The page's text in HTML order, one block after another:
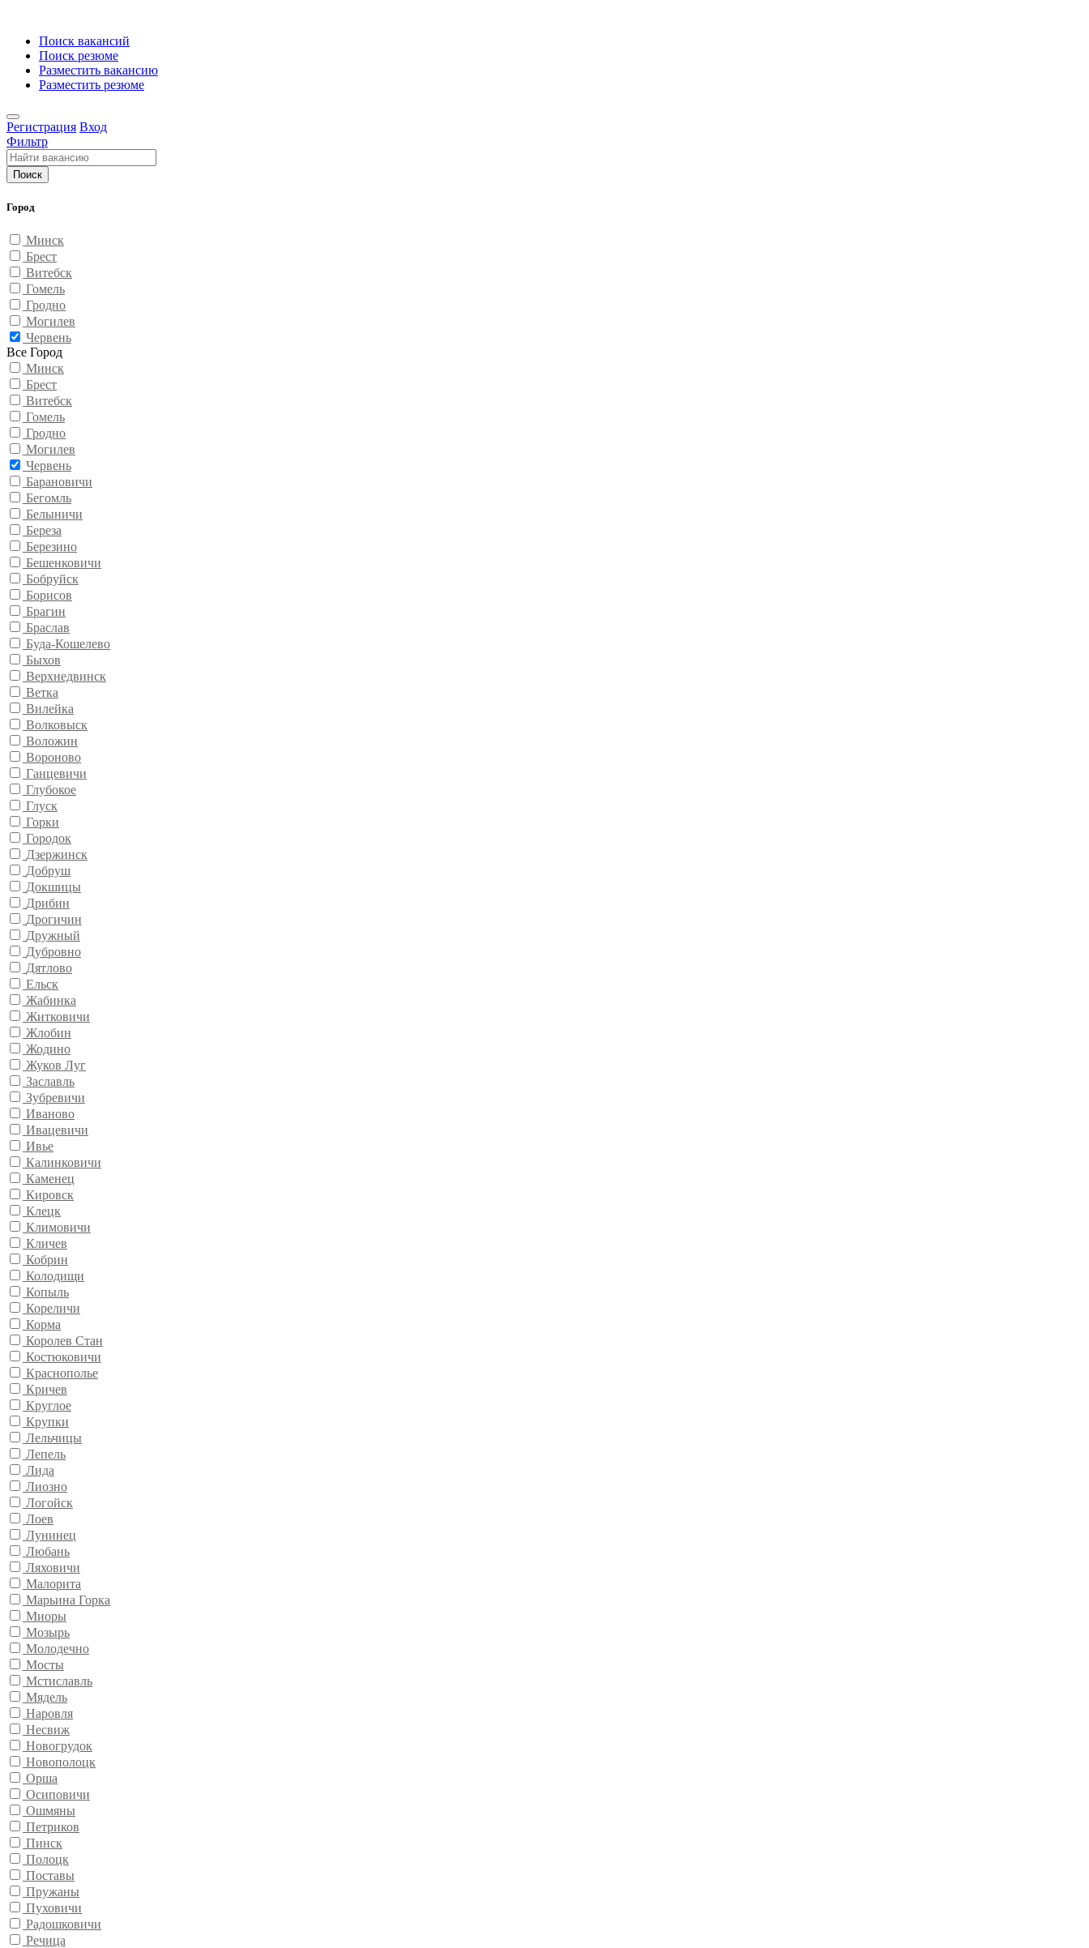
Поиск вакансий
Поиск резюме
Разместить вакансию
Разместить резюме
Регистрация Вход
Фильтр
Поиск
Город
Минск
Брест
Витебск
Гомель
Гродно
Могилев
Червень
Все Город
Минск
Брест
Витебск
Гомель
Гродно
Могилев
Червень
Барановичи
Бегомль
Белыничи
Береза
Березино
Бешенковичи
Бобруйск
Борисов
Брагин
Браслав
Буда-Кошелево
Быхов
Верхнедвинск
Ветка
Вилейка
Волковыск
Воложин
Вороново
Ганцевичи
Глубокое
Глуск
Горки
Городок
Дзержинск
Добруш
Докшицы
Дрибин
Дрогичин
Дружный
Дубровно
Дятлово
Ельск
Жабинка
Житковичи
Жлобин
Жодино
Жуков Луг
Заславль
Зубревичи
Иваново
Ивацевичи
Ивье
Калинковичи
Каменец
Кировск
Клецк
Климовичи
Кличев
Кобрин
Колодищи
Копыль
Кореличи
Корма
Королев Стан
Костюковичи
Краснополье
Кричев
Круглое
Крупки
Лельчицы
Лепель
Лида
Лиозно
Логойск
Лоев
Лунинец
Любань
Ляховичи
Малорита
Марьина Горка
Миоры
Мозырь
Молодечно
Мосты
Мстиславль
Мядель
Наровля
Несвиж
Новогрудок
Новополоцк
Орша
Осиповичи
Ошмяны
Петриков
Пинск
Полоцк
Поставы
Пружаны
Пуховичи
Радошковичи
Речица